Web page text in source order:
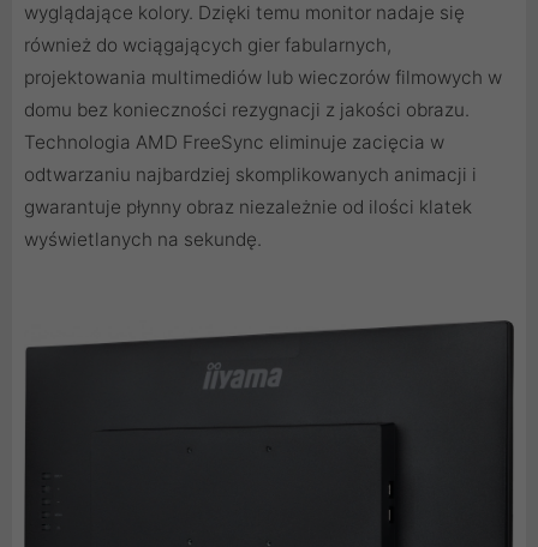
wyglądające kolory. Dzięki temu monitor nadaje się
również do wciągających gier fabularnych,
projektowania multimediów lub wieczorów filmowych w
domu bez konieczności rezygnacji z jakości obrazu.
Technologia AMD FreeSync eliminuje zacięcia w
odtwarzaniu najbardziej skomplikowanych animacji i
gwarantuje płynny obraz niezależnie od ilości klatek
wyświetlanych na sekundę.